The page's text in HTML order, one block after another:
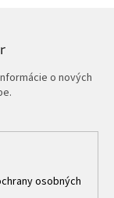
o nových
osobných